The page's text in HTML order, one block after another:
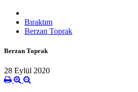
Bıraktım
Berzan Toprak
Berzan Toprak
28 Eylül 2020